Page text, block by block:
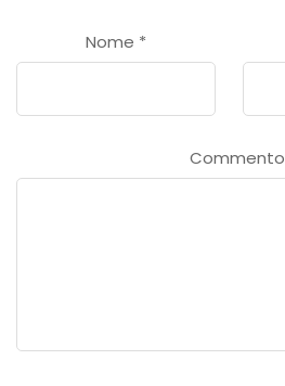
Nome *
Commento